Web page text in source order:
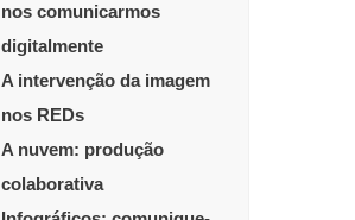
nos comunicarmos
digitalmente
A intervenção da imagem
nos REDs
A nuvem: produção
colaborativa